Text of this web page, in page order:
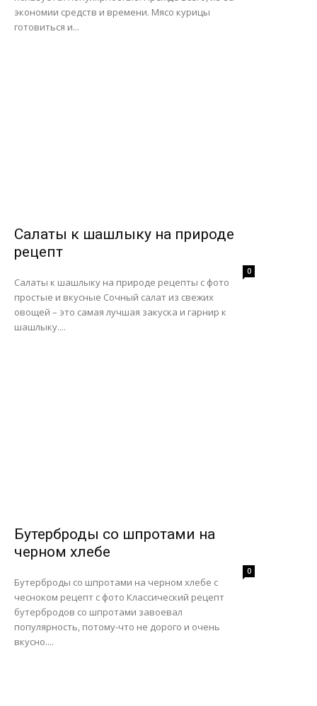
экономии средств и времени. Мясо курицы
готовиться и...
Салаты к шашлыку на природе
рецепт
0
Салаты к шашлыку на природе рецепты с фото
простые и вкусные Сочный салат из свежих
овощей – это самая лучшая закуска и гарнир к
шашлыку....
Бутерброды со шпротами на
черном хлебе
0
Бутерброды со шпротами на черном хлебе с
чесноком рецепт с фото Классический рецепт
бутербродов со шпротами завоевал
популярность, потому-что не дорого и очень
вкусно....